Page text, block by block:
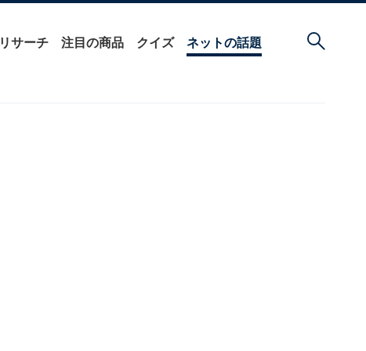
リサーチ 注目の商品 クイズ ネットの話題